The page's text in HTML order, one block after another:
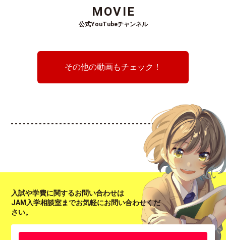
MOVIE
公式YouTubeチャンネル
その他の動画もチェック！
入試や学費に関するお問い合わせは
JAM入学相談室までお気軽にお問い合わせくだ
さい。